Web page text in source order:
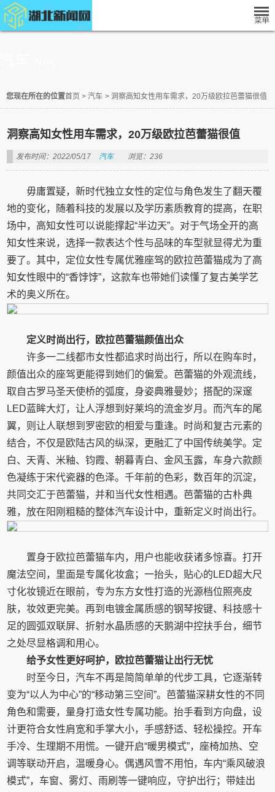
您现在所在的位置首页 > 汽车 > 洞察高知女性用车需求，20万级欧拉芭蕾猫很值
洞察高知女性用车需求，20万级欧拉芭蕾猫很值
发布时间：2022/05/17 汽车 浏览：236
毋庸置疑，新时代独立女性的定位与角色发生了翻天覆
地的变化，随着科技的发展以及学历素质教育的提高，在职
场中，高知女性可以说能撑起“半边天”。对于气场全开的高
知女性来说，选择一款表达个性与品味的车型就显得尤为重
要了。其中，定位女性专属优雅座驾的欧拉芭蕾猫成为了高
知女性眼中的“香饽饽”，这款车也带她们读懂了复古美学艺
术的奥义所在。
定义时尚出行，欧拉芭蕾猫颜值出众
许多一二线都市女性都追求时尚出行，所以在购车时，
颜值出众的座驾更能得到她们的偏爱。芭蕾猫的外观流线，
取自古罗马圣天使桥的弧度，身姿典雅曼妙；搭配的深邃
LED蓝眸大灯，让人浮想到好莱坞的流金岁月。而汽车的尾
翼，则让人联想到罗密欧的相爱与重逢。时尚和复古元素的
结合，不仅是欧陆古风的纵深，更融汇了中国传统美学。定
白、天青、米釉、钧霞、朝暮青白、金风玉露，车身六款颜
色凝练于宋代瓷器的色泽。千年前的色彩，数百年的沉淀，
共同交汇于芭蕾猫，并和当代女性相遇。芭蕾猫的古朴典
雅，放在阳刚粗糙的整体汽车设计中，重新定义时尚出行。
置身于欧拉芭蕾猫车内，用户也能收获诸多惊喜。打开
魔法空间，里面是专属化妆盒；一抬头，贴心的LED超大尺
寸化妆镜近在眼前，专为东方女性打造的光源档位照亮皮
肤，妆效更完美。再到电镀金属质感的钢琴按键、科技感十
足的圆弧双联屏、折射水晶质感的天鹅湖中控扶手台，细节
之处尽显格调和用心。
给予女性更好呵护，欧拉芭蕾猫让出行无忧
时至今日，汽车不再是简简单单的代步工具，它逐渐转
变为“以人为中心”的“移动第三空间”。芭蕾猫深耕女性的不同
角色和需要，量身打造女性专属功能。抬手看到方向盘，设
计更符合女性肩宽和手掌大小，手感舒适、轻松操控。开车
手冷、生理期不用慌。一键开启“暖男模式”，座椅加热、空
调等联动开启，温暖身心。偶遇风雪不用怕，车内“乘风破浪
模式”，车窗、雾灯、雨刷等一键响应，守护出行；带娃出